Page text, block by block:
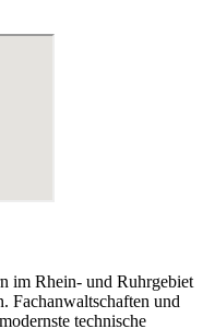
im Rhein- und Ruhrgebiet
Fachanwaltschaften und
technische